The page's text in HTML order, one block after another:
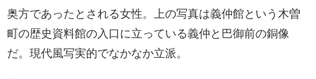
奥方であったとされる女性。上の写真は義仲館という木曽
町の歴史資料館の入口に立っている義仲と巴御前の銅像
だ。現代風写実的でなかなか立派。